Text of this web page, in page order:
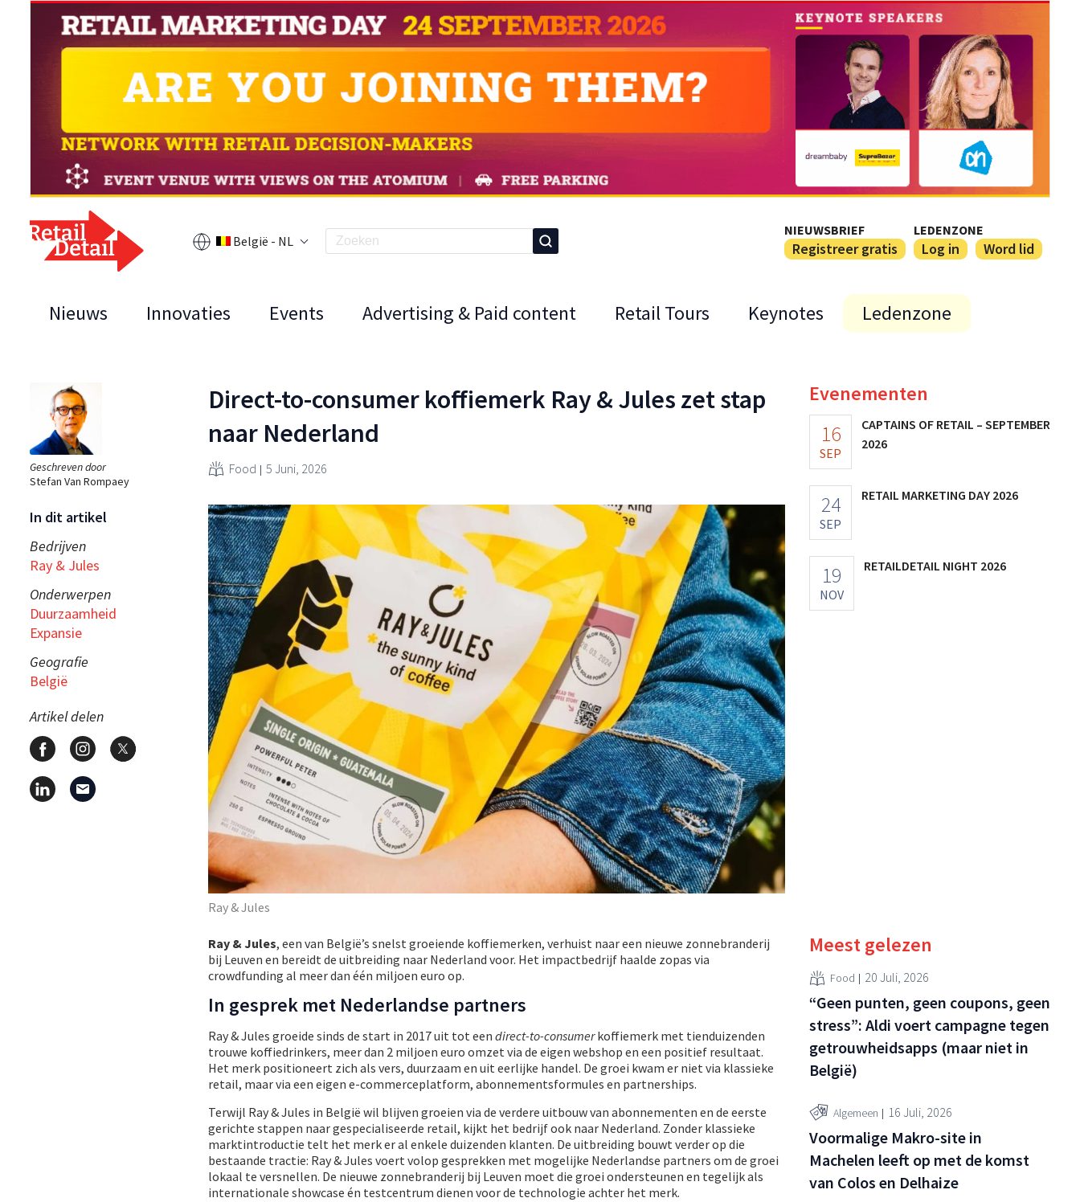
België - NL
NIEUWSBRIEF
Registreer gratis
LEDENZONE
Log in Word lid
Nieuws Innovaties Events Advertising & Paid content Retail Tours Keynotes Ledenzone
Geschreven door
Stefan Van Rompaey
In dit artikel
Bedrijven
Ray & Jules
Onderwerpen
Duurzaamheid
Expansie
Geografie
België
Artikel delen
Direct-to-consumer koffiemerk Ray & Jules zet stap
naar Nederland
Food 5 Juni, 2026
Ray & Jules
Ray & Jules, een van België’s snelst groeiende koffiemerken, verhuist naar een nieuwe zonnebranderij
bij Leuven en bereidt de uitbreiding naar Nederland voor. Het impactbedrijf haalde zopas via
crowdfunding al meer dan één miljoen euro op.
In gesprek met Nederlandse partners
Ray & Jules groeide sinds de start in 2017 uit tot een direct-to-consumerkoffiemerk met tienduizenden
trouwe koffiedrinkers, meer dan 2 miljoen euro omzet via de eigen webshop en een positief resultaat.
Het merk positioneert zich als vers, duurzaam en uit eerlijke handel. De groei kwam er niet via klassieke
retail, maar via een eigen e-commerceplatform, abonnementsformules en partnerships.
Terwijl Ray & Jules in België wil blijven groeien via de verdere uitbouw van abonnementen en de eerste
gerichte stappen naar gespecialiseerde retail, kijkt het bedrijf ook naar Nederland. Zonder klassieke
marktintroductie telt het merk er al enkele duizenden klanten. De uitbreiding bouwt verder op die
bestaande tractie: Ray & Jules voert volop gesprekken met mogelijke Nederlandse partners om de groei
lokaal te versnellen. De nieuwe zonnebranderij bij Leuven moet die groei ondersteunen en tegelijk als
internationale showcase én testcentrum dienen voor de technologie achter het merk.
Evenementen
16
SEP
CAPTAINS OF RETAIL – SEPTEMBER
2026
24
SEP
RETAIL MARKETING DAY 2026
19
NOV
RETAILDETAIL NIGHT 2026
Meest gelezen
Food 20 Juli, 2026
“Geen punten, geen coupons, geen
stress”: Aldi voert campagne tegen
getrouwheidsapps (maar niet in
België)
Algemeen 16 Juli, 2026
Voormalige Makro-site in
Machelen leeft op met de komst
van Colos en Delhaize